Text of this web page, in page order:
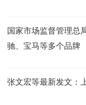
国家市场监督管理总
驰、宝马等多个品牌
张文宏等最新发文：